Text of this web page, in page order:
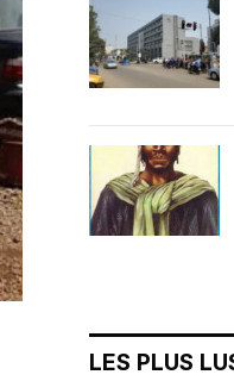
LES PLUS